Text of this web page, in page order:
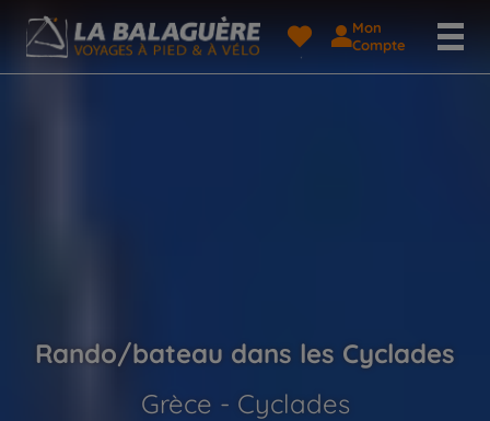
Mon
Compte
Rando/bateau dans les Cyclades
Grèce - Cyclades